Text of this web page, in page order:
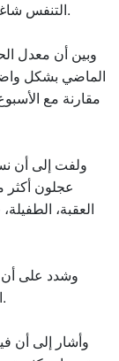
التنفس شاغل منها 161 جهازا وبنسبة 19%، وهو وضع مريح.
وبين أن معدل
الماضي بشكل
مقارنة مع
ولفت إلى أن
عجلون أكثر
العقبة،
الاصابات، لكونها من أعلى النسب لعدد الاصابات.
وأشار إلى أن